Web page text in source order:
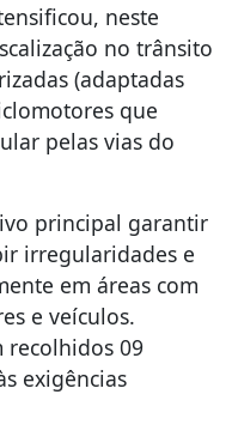
neste
no trânsito
(adaptadas
que
pelas vias do
principal garantir
irregularidades e
em áreas com
e veículos.
recolhidos 09
exigências